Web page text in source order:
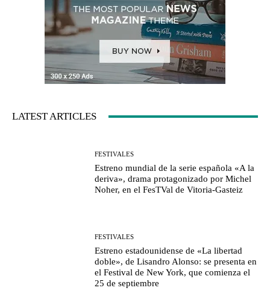
LATEST ARTICLES
FESTIVALES
Estreno mundial de la serie española «A la
deriva», drama protagonizado por Michel
Noher, en el FesTVal de Vitoria-Gasteiz
FESTIVALES
Estreno estadounidense de «La libertad
doble», de Lisandro Alonso: se presenta en
el Festival de New York, que comienza el
25 de septiembre